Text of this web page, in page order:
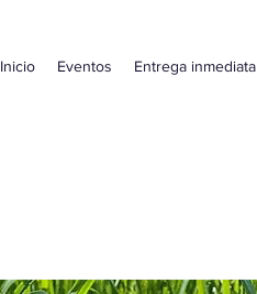
Inicio Eventos Entrega inmediata